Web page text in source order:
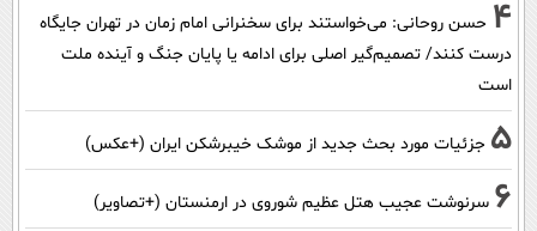
4 حسن روحانی: می‌خواستند برای سخنرانی امام زمان در تهران جایگاه
درست کنند/ تصمیم‌گیر اصلی برای ادامه یا پایان جنگ و آینده ملت
است
5 جزئیات مورد بحث جدید از موشک خیبرشکن ایران (+عکس)
6 سرنوشت عجیب هتل عظیم شوروی در ارمنستان (+تصاویر)